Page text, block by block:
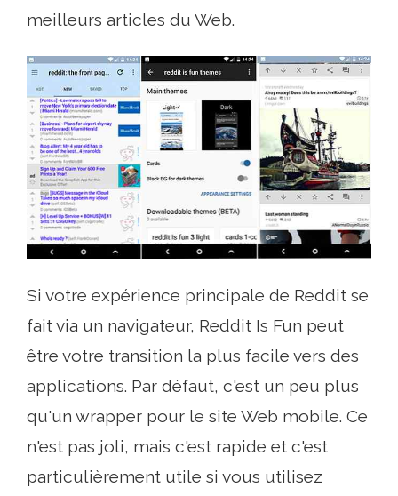
meilleurs articles du Web.
Si votre expérience principale de Reddit se
fait via un navigateur, Reddit Is Fun peut
être votre transition la plus facile vers des
applications. Par défaut, c'est un peu plus
qu'un wrapper pour le site Web mobile. Ce
n'est pas joli, mais c'est rapide et c'est
particulièrement utile si vous utilisez